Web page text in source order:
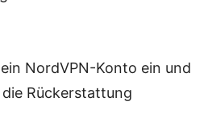
NordVPN-Konto ein und
Rückerstattung